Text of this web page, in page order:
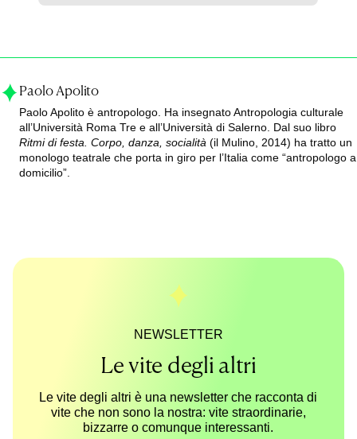
Paolo Apolito
Paolo Apolito è antropologo. Ha insegnato Antropologia culturale
all’Università Roma Tre e all’Università di Salerno. Dal suo libro
Ritmi di festa. Corpo, danza, socialità (il Mulino, 2014) ha tratto un
monologo teatrale che porta in giro per l’Italia come “antropologo a
domicilio”.
NEWSLETTER
Le vite degli altri
Le vite degli altri è una newsletter che racconta di
vite che non sono la nostra: vite straordinarie,
bizzarre o comunque interessanti.